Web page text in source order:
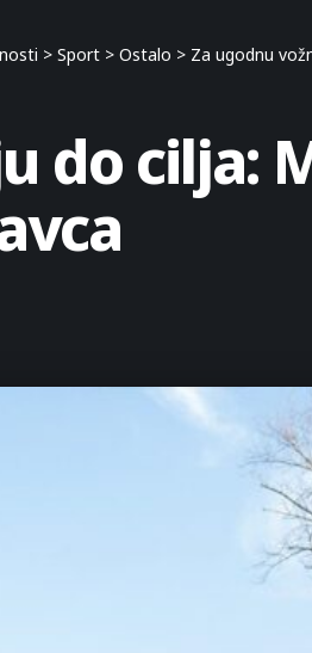
> Sport > Ostalo > Za ugodnu
do cilja: